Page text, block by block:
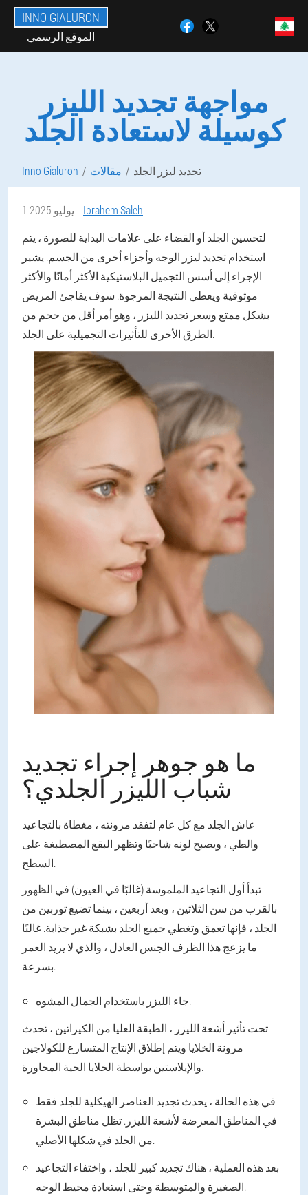
INNO GIALURON
الموقع الرسمي
مواجهة تجديد الليزر
كوسيلة لاستعادة الجلد
Inno Gialuron مقالات تجديد ليزر الجلد
1 يوليو 2025
Ibrahem Saleh
لتحسين الجلد أو القضاء على علامات البداية للصورة ، يتم
استخدام تجديد ليزر الوجه وأجزاء أخرى من الجسم. يشير
الإجراء إلى أسس التجميل البلاستيكية الأكثر أمانًا والأكثر
موثوقية ويعطي النتيجة المرجوة. سوف يفاجئ المريض
بشكل ممتع وسعر تجديد الليزر ، وهو أمر أقل من حجم من
الطرق الأخرى للتأثيرات التجميلية على الجلد.
ما هو جوهر إجراء تجديد
شباب الليزر الجلدي؟
عاش الجلد مع كل عام لتفقد مرونته ، مغطاة بالتجاعيد
والطي ، ويصبح لونه شاحبًا وتظهر البقع المصطبغة على
السطح.
تبدأ أول التجاعيد الملموسة (غالبًا في العيون) في الظهور
بالقرب من سن الثلاثين ، وبعد أربعين ، بينما تضيع توربين من
الجلد ، فإنها تعمق وتغطي جميع الجلد بشبكة غير جذابة. غالبًا
ما يزعج هذا الظرف الجنس العادل ، والذي لا يريد العمر
بسرعة.
جاء الليزر باستخدام الجمال المشوه.
تحت تأثير أشعة الليزر ، الطبقة العليا من الكيراتين ، تحدث
مرونة الخلايا ويتم إطلاق الإنتاج المتسارع للكولاجين
والإيلاستين بواسطة الخلايا الحية المجاورة.
في هذه الحالة ، يحدث تجديد العناصر الهيكلية للجلد فقط
في المناطق المعرضة لأشعة الليزر. تظل مناطق البشرة
من الجلد في شكلها الأصلي.
بعد هذه العملية ، هناك تجديد كبير للجلد ، واختفاء التجاعيد
الصغيرة والمتوسطة وحتى استعادة محيط الوجه.